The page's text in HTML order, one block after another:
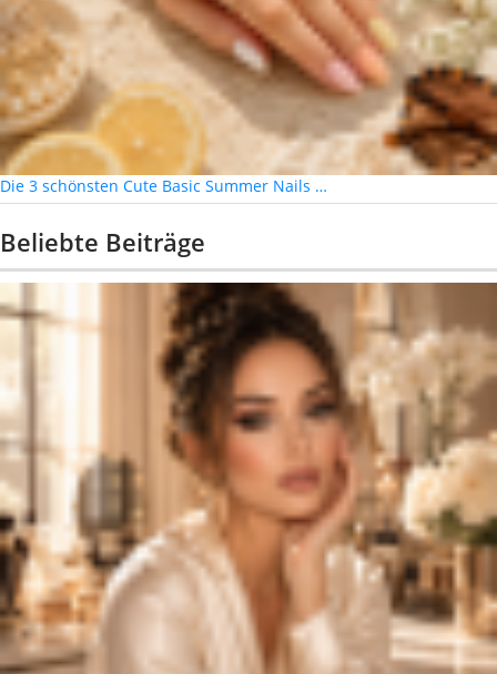
Die 3 schönsten Cute Basic Summer Nails …
Beliebte Beiträge